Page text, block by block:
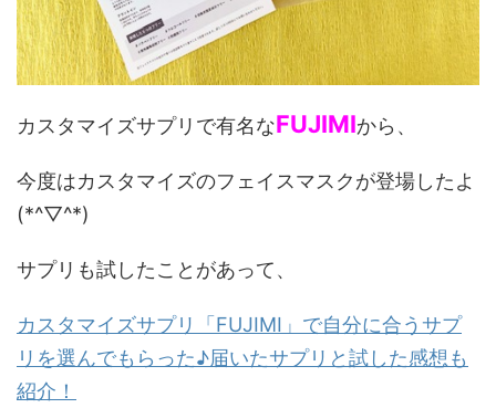
カスタマイズサプリで有名なFUJIMIから、
今度はカスタマイズのフェイスマスクが登場したよ
(*^▽^*)
サプリも試したことがあって、
カスタマイズサプリ「FUJIMI」で自分に合うサプ
リを選んでもらった♪届いたサプリと試した感想も
紹介！